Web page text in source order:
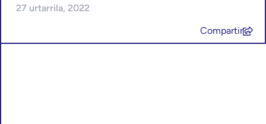
27 urtarrila, 2022
Compartir